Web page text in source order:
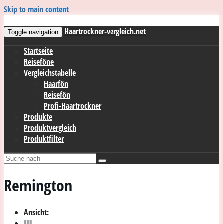
Skip to main content
Toggle navigation
Haartrockner-vergleich.net
Startseite
Reiseföne
Vergleichstabelle
Haarfön
Reisefön
Profi-Haartrockner
Produkte
Produktvergleich
Produktfilter
Remington
Ansicht: